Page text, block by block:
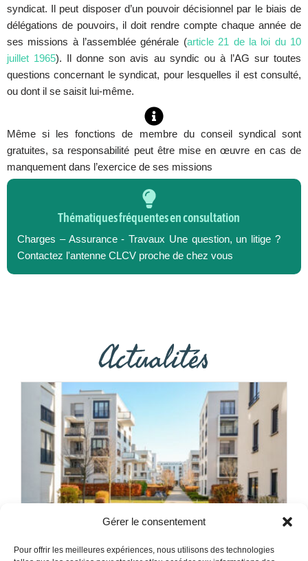
Gérer le consentement
Pour offrir les meilleures expériences, nous utilisons des technologies
syndicat. Il peut disposer d’un pouvoir décisionnel par le biais de
délégations de pouvoirs, il doit rendre compte chaque année de
ses missions à l’assemblée générale (article 21 de la loi du 10
juillet 1965). Il donne son avis au syndic ou à l’AG sur toutes
questions concernant le syndicat, pour lesquelles il est consulté,
ou dont il se saisit lui-même.
Même si les fonctions de membre du conseil syndical sont
gratuites, sa responsabilité peut être mise en œuvre en cas de
manquement dans l’exercice de ses missions
Thématiques fréquentes en consultation
Charges – Assurance - Travaux Une question, un litige ?
Contactez l'antenne CLCV proche de chez vous
Actualités
La spécificité d’une location dans une copropriété